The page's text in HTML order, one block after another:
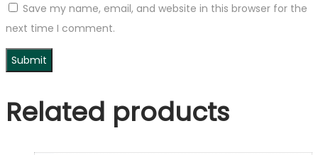
Save my name, email, and website in this browser for the
next time I comment.
Related products